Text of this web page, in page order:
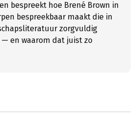
bespreekt hoe Brené Brown in
bespreekbaar maakt die in
zorgvuldig
en waarom dat juist zo